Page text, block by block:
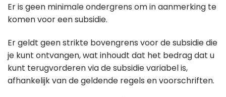
Er is geen minimale ondergrens om in aanmerking te
komen voor een subsidie.
Er geldt geen strikte bovengrens voor de subsidie die
je kunt ontvangen, wat inhoudt dat het bedrag dat u
kunt terugvorderen via de subsidie variabel is,
afhankelijk van de geldende regels en voorschriften.